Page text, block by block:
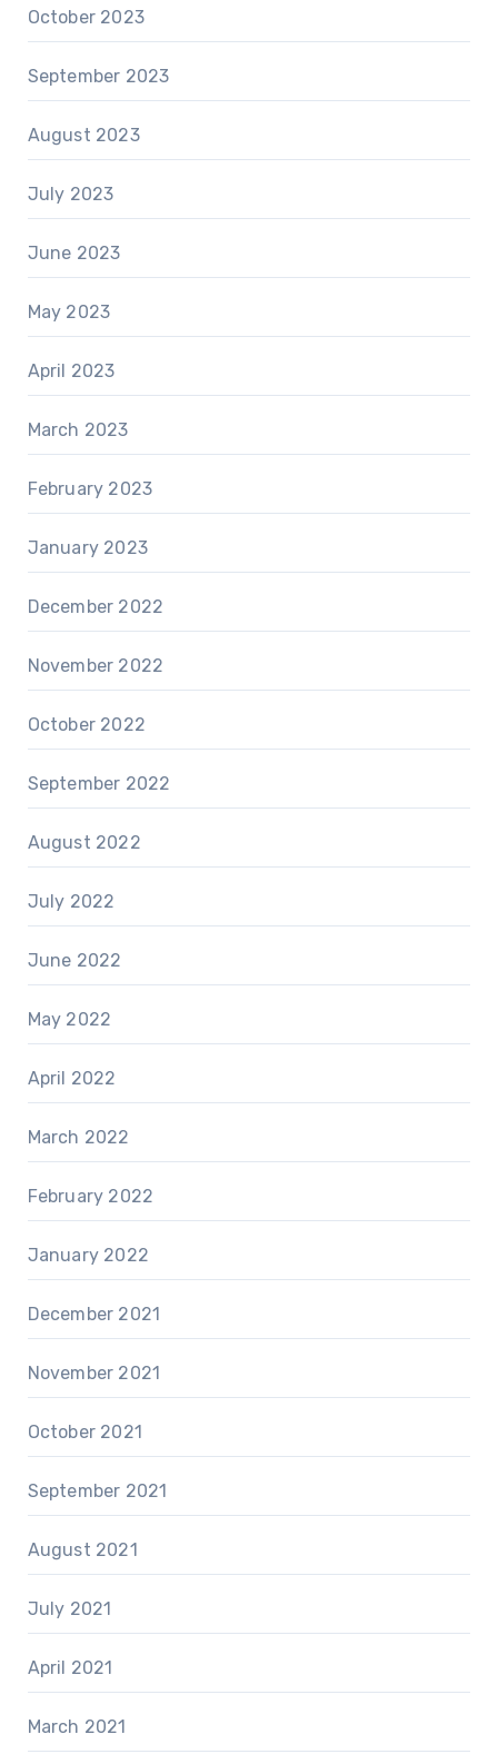
October 2023
September 2023
August 2023
July 2023
June 2023
May 2023
April 2023
March 2023
February 2023
January 2023
December 2022
November 2022
October 2022
September 2022
August 2022
July 2022
June 2022
May 2022
April 2022
March 2022
February 2022
January 2022
December 2021
November 2021
October 2021
September 2021
August 2021
July 2021
April 2021
March 2021